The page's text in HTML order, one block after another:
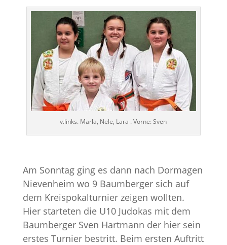
v.links. Marla, Nele, Lara . Vorne: Sven
Am Sonntag ging es dann nach Dormagen
Nievenheim wo 9 Baumberger sich auf
dem Kreispokalturnier zeigen wollten.
Hier starteten die U10 Judokas mit dem
Baumberger Sven Hartmann der hier sein
erstes Turnier bestritt. Beim ersten Auftritt